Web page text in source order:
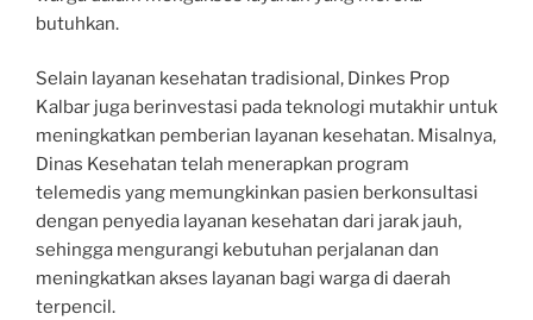
butuhkan.
Selain layanan kesehatan tradisional, Dinkes Prop
Kalbar juga berinvestasi pada teknologi mutakhir untuk
meningkatkan pemberian layanan kesehatan. Misalnya,
Dinas Kesehatan telah menerapkan program
telemedis yang memungkinkan pasien berkonsultasi
dengan penyedia layanan kesehatan dari jarak jauh,
sehingga mengurangi kebutuhan perjalanan dan
meningkatkan akses layanan bagi warga di daerah
terpencil.